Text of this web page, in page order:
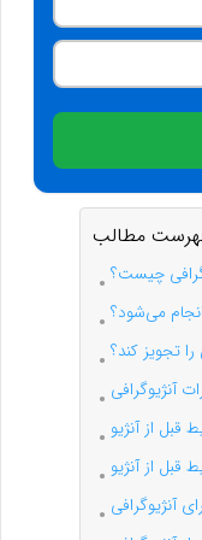
مطالب
چیست؟
می‌شود؟
تجویز کند؟
آنژیوگرافی
قبل از آنژیو
قبل از آنژیو
آنژیوگرافی